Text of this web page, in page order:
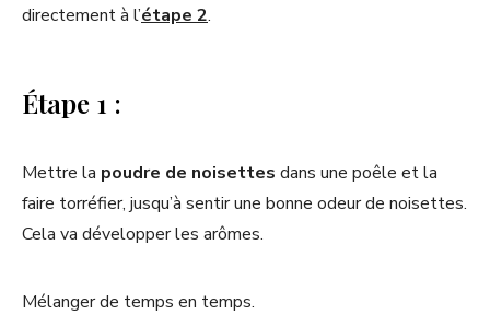
directement à l’étape 2.
Étape 1 :
Mettre la poudre de noisettes dans une poêle et la
faire torréfier, jusqu’à sentir une bonne odeur de noisettes.
Cela va développer les arômes.
Mélanger de temps en temps.